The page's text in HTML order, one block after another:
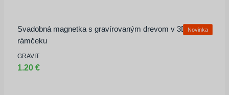
Svadobná magnetka s gravírovaným drevom v 3D
rámčeku
Novinka
GRAVIT
1.20 €